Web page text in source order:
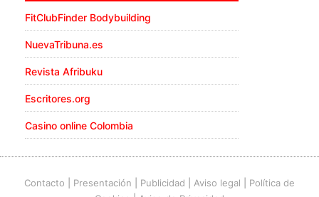
FitClubFinder Bodybuilding
NuevaTribuna.es
Revista Afribuku
Escritores.org
Casino online Colombia
Contacto Presentación Publicidad Aviso legal
Política de